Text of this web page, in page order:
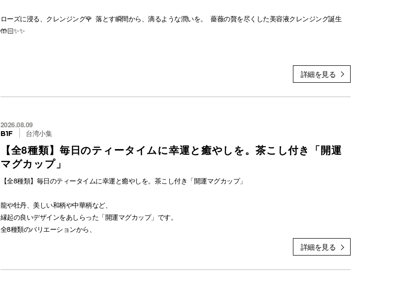
店頭にてテスターのご用意がありお試しもできますので、お気軽にスタッフまでお声かけ下さい♪✨
「隠す」と「透ける」を高次元で両立。コスメデコルテ独自の「薄膜ハイカバーテクノロジー」ぜひお肌でご体感下さ
5g 全5色 6,600円(税込)
#コスメデコルテ
#コスデコ
#コンシーラー
#美肌補整
#色ムラ
#クマ
#サクラヤフォーミー
#サクラヤ新百合
#SAKURAYAFORME
ローズに浸る、クレンジング🌹 落とす瞬間から、滴るような潤いを。 薔薇の贅を尽くした美容液クレンジング誕生
🤲🏻✨✨
忙しい朝や、疲れた夜、軽いメイクの日など、様々なシーンに、 一拭きで潤いとローズに浸る、極上のクレンジング
🌹天然由来ローズエッセンス※73%配合🌹 美容液のような潤いと、香料を使用していない100%ローズの香りで肌も心
も満たされるひとときを✨
※センチフォリアバラ花水（保湿）
⚪︎アルコールフリー
⚪︎合成香料フリー
⚪︎オイルフリー
⚪︎弱酸性
🌹８月２１日新発売🌹
コスメデコルテ
7,700円(税込)
2026.08.09
B1F 台湾小集
【全8種類】毎日のティータイムに幸運と癒やしを。茶こし付き「開運
マグカップ」
【全8種類】毎日のティータイムに幸運と癒やしを。茶こし付き「開運マグカップ」
龍や牡丹、美しい和柄や中華柄など、
縁起の良いデザインをあしらった「開運マグカップ」です。
全8種類のバリエーションから、